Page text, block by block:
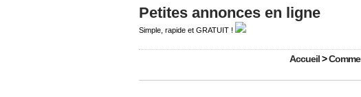
Petites annonces en ligne
Simple, rapide et GRATUIT !
Accueil>